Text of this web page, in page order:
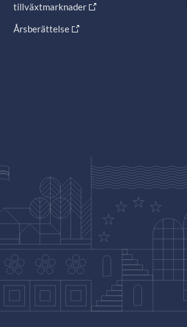
tillväxtmarknader
Årsberättelse